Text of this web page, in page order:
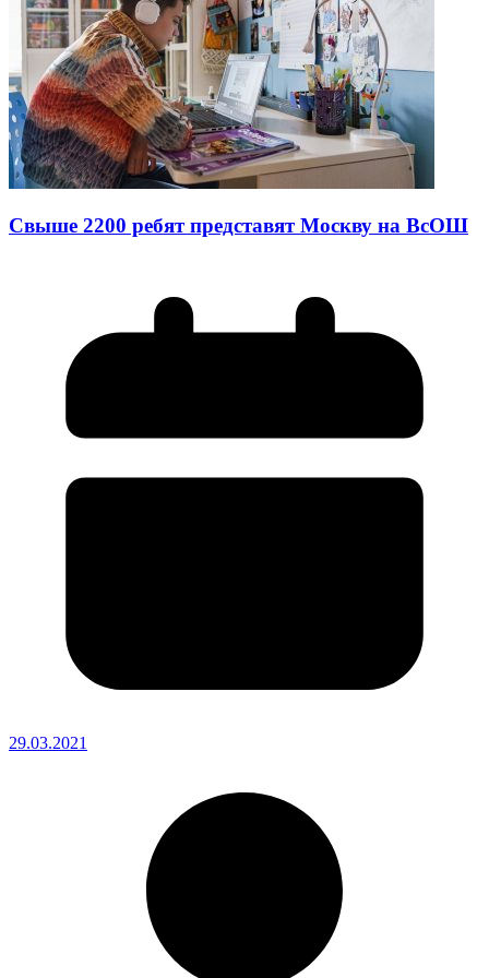
Свыше 2200 ребят представят Москву на ВсОШ
29.03.2021